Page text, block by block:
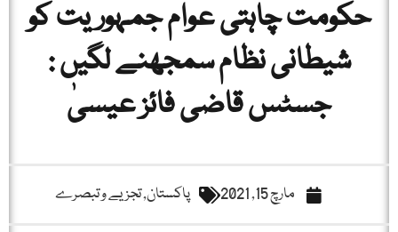
حکومت چاہتی عوام جمہوریت کو
شیطانی نظام سمجھنے لگیں :
جسٹس قاضی فائز عیسیٰ
مارچ 15, 2021 پاکستان,تجزیے و تبصرے